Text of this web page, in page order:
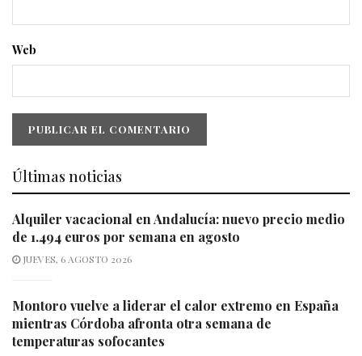
Web
Últimas noticias
Alquiler vacacional en Andalucía: nuevo precio medio
de 1.494 euros por semana en agosto
JUEVES, 6 AGOSTO 2026
Montoro vuelve a liderar el calor extremo en España
mientras Córdoba afronta otra semana de
temperaturas sofocantes